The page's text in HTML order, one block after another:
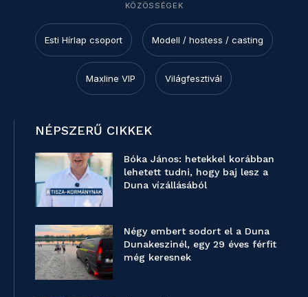
KÖZÖSSÉGEK
Esti Hírlap csoport Modell / hostess / casting
Maxline VIP Világfesztivál
NÉPSZERŰ CIKKEK
Bóka János: hetekkel korábban
lehetett tudni, hogy baj lesz a
Duna vízállásából
Négy embert sodort el a Duna
Dunakeszinél, egy 29 éves férfit
még keresnek